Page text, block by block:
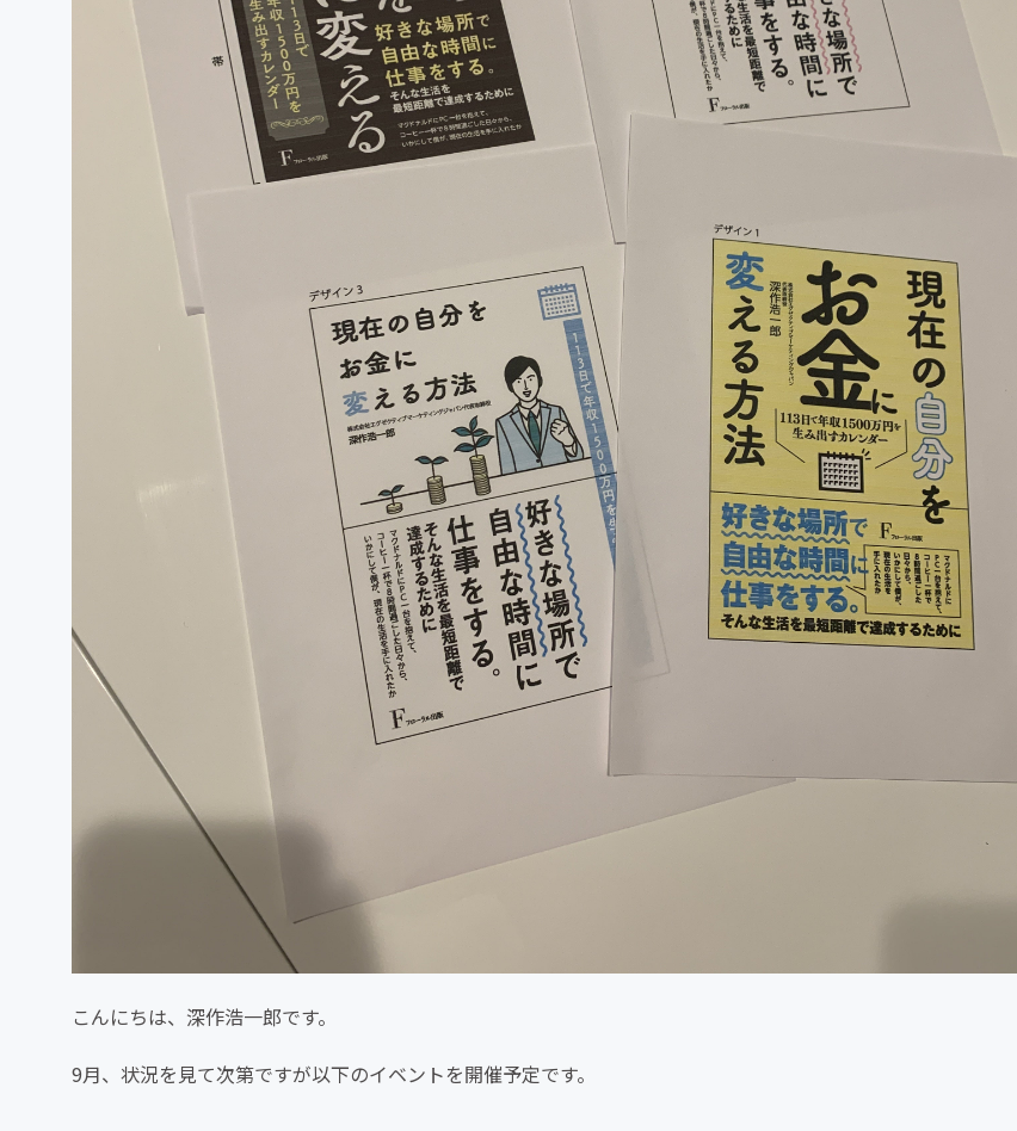
こんにちは、深作浩一郎です。
9月、状況を見て次第ですが以下のイベントを開催予定です。